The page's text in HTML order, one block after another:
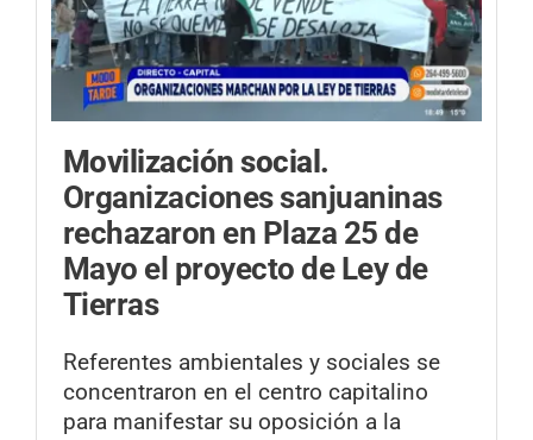
Movilización social.
Organizaciones sanjuaninas
rechazaron en Plaza 25 de
Mayo el proyecto de Ley de
Tierras
Referentes ambientales y sociales se
concentraron en el centro capitalino
para manifestar su oposición a la